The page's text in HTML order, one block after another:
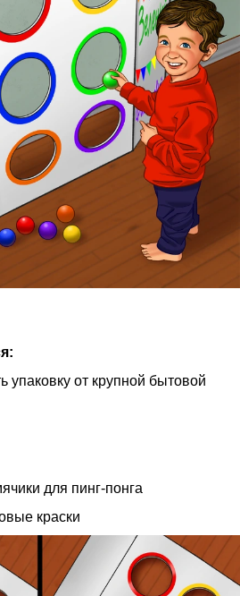
упаковку от крупной бытовой
для пинг-понга
краски